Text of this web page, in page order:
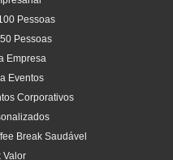
Pessoas
Pessoas
Empresa
Eventos
Corporativos
Break Saudável
Valor